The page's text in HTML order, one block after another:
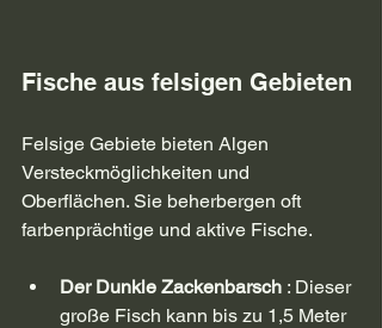
Fische aus felsigen Gebieten
Felsige Gebiete bieten Algen
Versteckmöglichkeiten und
Oberflächen. Sie beherbergen oft
farbenprächtige und aktive Fische.
Der Dunkle Zackenbarsch : Dieser
große Fisch kann bis zu 1,5 Meter